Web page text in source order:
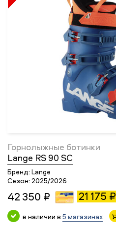
Горнолыжные ботинки
Lange RS 90 SC
Бренд: Lange
Сезон: 2025/2026
42 350 ₽ 21 175 ₽
в наличии в 5 магазинах